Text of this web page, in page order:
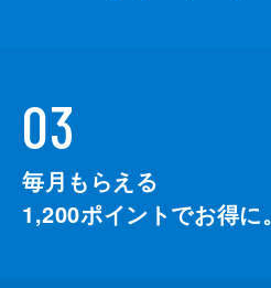
03
毎月もらえる
1,200ポイントでお得に。